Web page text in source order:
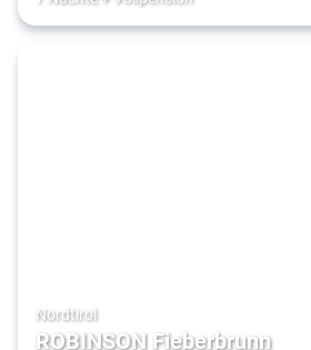
Nordtirol
ROBINSON Fieberbrunn